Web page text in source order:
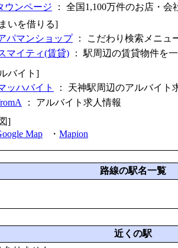
ウンページ ： 全国1,100万件のお店・
いを借りる]
パマンショップ： こだわり検索メニュ
マイティ(賃貸) ： 駅周辺の賃貸物件を
バイト]
ッハバイト
： 天神駅周辺のアルバイト
： アルバイト求人情報
]
Map ・ Mapion
路線の駅名一覧
近くの駅